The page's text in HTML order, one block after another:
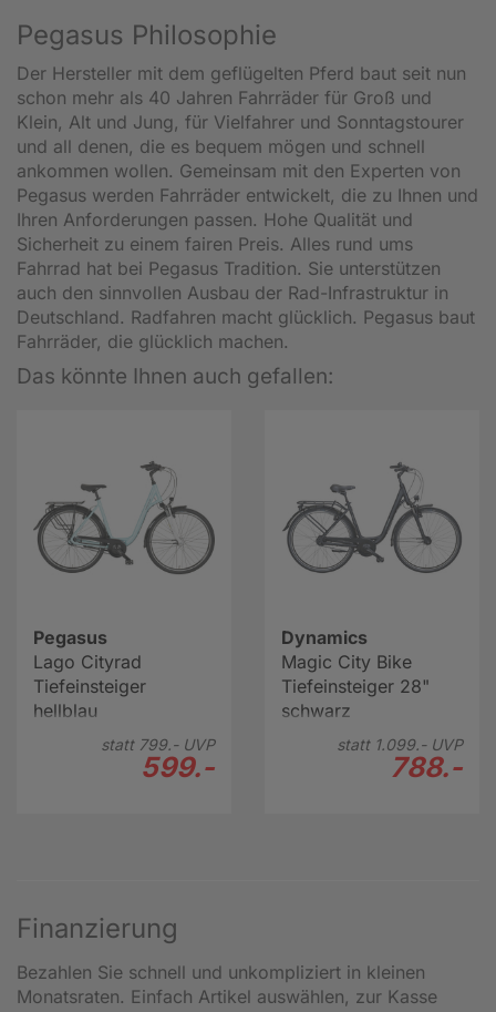
Pegasus Philosophie
Der Hersteller mit dem geflügelten Pferd baut seit nun
schon mehr als 40 Jahren Fahrräder für Groß und
Klein, Alt und Jung, für Vielfahrer und Sonntagstourer
und all denen, die es bequem mögen und schnell
ankommen wollen. Gemeinsam mit den Experten von
Pegasus werden Fahrräder entwickelt, die zu Ihnen und
Ihren Anforderungen passen. Hohe Qualität und
Sicherheit zu einem fairen Preis. Alles rund ums
Fahrrad hat bei Pegasus Tradition. Sie unterstützen
auch den sinnvollen Ausbau der Rad-Infrastruktur in
Deutschland. Radfahren macht glücklich. Pegasus baut
Fahrräder, die glücklich machen.
Das könnte Ihnen auch gefallen:
Pegasus
Lago Cityrad
Tiefeinsteiger
hellblau
statt 799.-UVP
599.-
Dynamics
Magic City Bike
Tiefeinsteiger 28"
schwarz
statt 1.099.-UVP
788.-
Finanzierung
Bezahlen Sie schnell und unkompliziert in kleinen
Monatsraten. Einfach Artikel auswählen, zur Kasse